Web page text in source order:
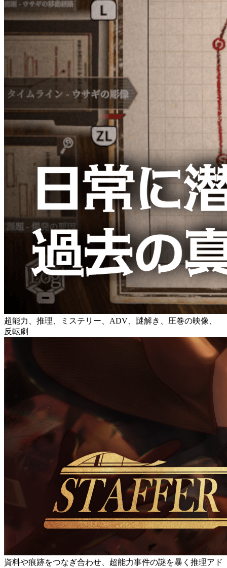
超能力、推理、ミステリー、ADV、謎解き、圧巻の映像、
反転劇
資料や痕跡をつなぎ合わせ、超能力事件の謎を暴く推理アド